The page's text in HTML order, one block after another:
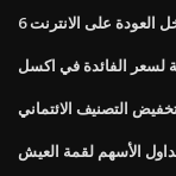
العودة على الانترنت
لسعر الفائدة في اكسل
التصنيف الائتماني
الأسهم لقمة العيش